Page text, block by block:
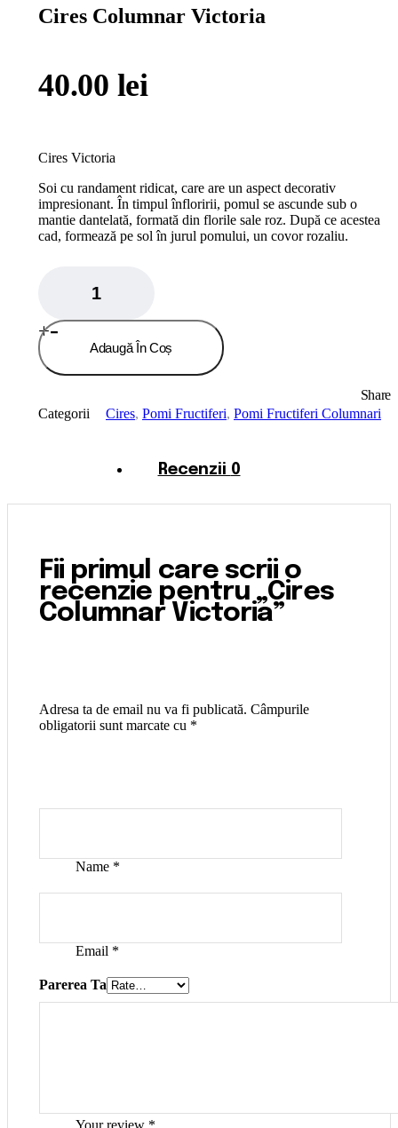
Cires Columnar Victoria
40.00 lei
Cires Victoria
Soi cu randament ridicat, care are un aspect decorativ
impresionant. În timpul înfloririi, pomul se ascunde sub o
mantie dantelată, formată din florile sale roz. După ce acestea
cad, formează pe sol în jurul pomului, un covor rozaliu.
Columnar
quantity
Adaugă În Coș
Share
Categorii
Cires, Pomi Fructiferi, Pomi Fructiferi Columnari
Recenzii 0
Fii primul care scrii o
recenzie pentru „Cires
Columnar Victoria”
Adresa ta de email nu va fi publicată. Câmpurile
obligatorii sunt marcate cu *
Name *
Email *
Parerea Ta